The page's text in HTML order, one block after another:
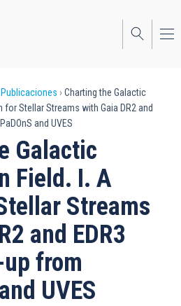
Publicaciones
Charting the Galactic
for Stellar Streams with Gaia DR2 and
and UVES
Galactic
Field. I. A
Streams
and EDR3
from
UVES